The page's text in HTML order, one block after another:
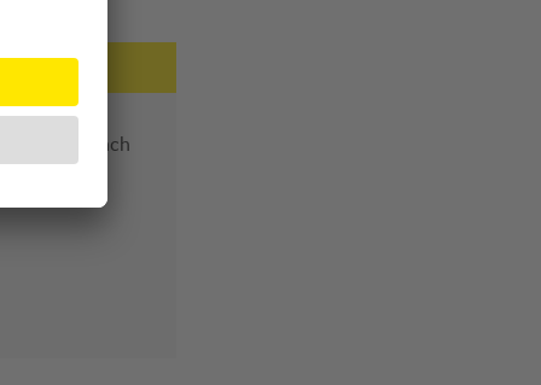
Kind nach